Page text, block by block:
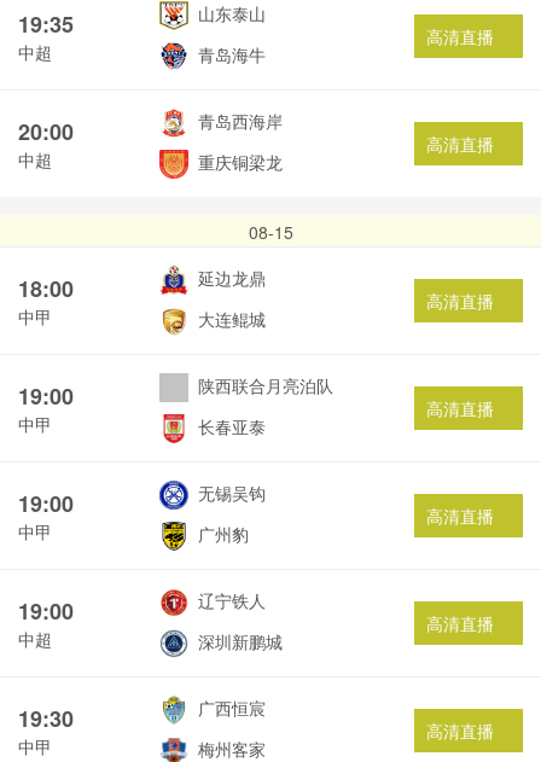
19:35
中超
山东泰山
青岛海牛
高清直播
20:00
中超
青岛西海岸
重庆铜梁龙
高清直播
08-15
18:00
中甲
延边龙鼎
大连鲲城
高清直播
19:00
中甲
陕西联合月亮泊队
长春亚泰
高清直播
19:00
中甲
无锡吴钩
广州豹
高清直播
19:00
中超
辽宁铁人
深圳新鹏城
高清直播
19:30
中甲
广西恒宸
梅州客家
高清直播